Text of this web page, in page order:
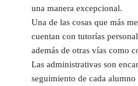
una manera excepcional.
Una de las cosas que más
cuentan con tutorías
además de otras vías como
Las administrativas son
seguimiento de cada